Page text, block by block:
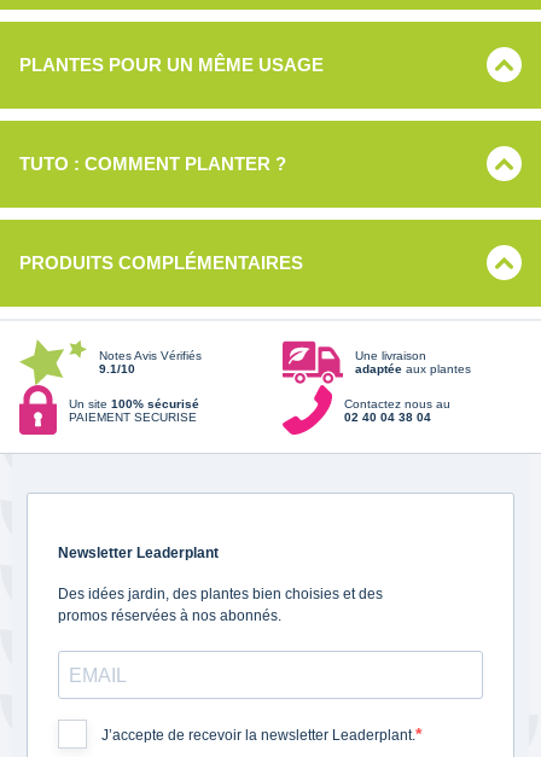
PLANTES POUR UN MÊME USAGE
TUTO : COMMENT PLANTER ?
PRODUITS COMPLÉMENTAIRES
Notes Avis Vérifiés
9.1/10
Une livraison
adaptée aux plantes
Un site 100% sécurisé
PAIEMENT SECURISE
Contactez nous au
02 40 04 38 04
Newsletter Leaderplant
Des idées jardin, des plantes bien choisies et des
promos réservées à nos abonnés.
J’accepte de recevoir la newsletter Leaderplant.